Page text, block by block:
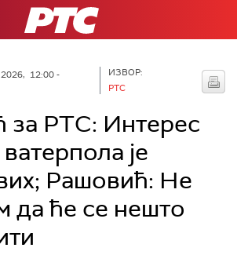
РТС
12:00 -
ИЗВОР:
РТС
за РТС: Интерес
је
Рашовић: Не
да ће се нешто